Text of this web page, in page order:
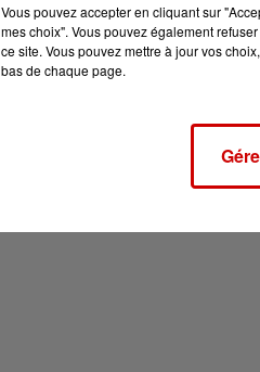
Vous pouvez accepter en cliquant sur
mes choix". Vous pouvez également
ce site. Vous pouvez mettre à jour vos
bas de chaque page.